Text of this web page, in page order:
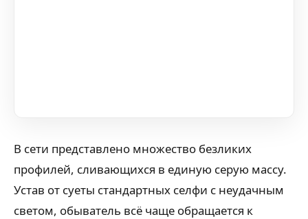
В сети представлено множество безликих
профилей, сливающихся в единую серую массу.
Устав от суеты стандартных селфи с неудачным
светом, обыватель всё чаще обращается к